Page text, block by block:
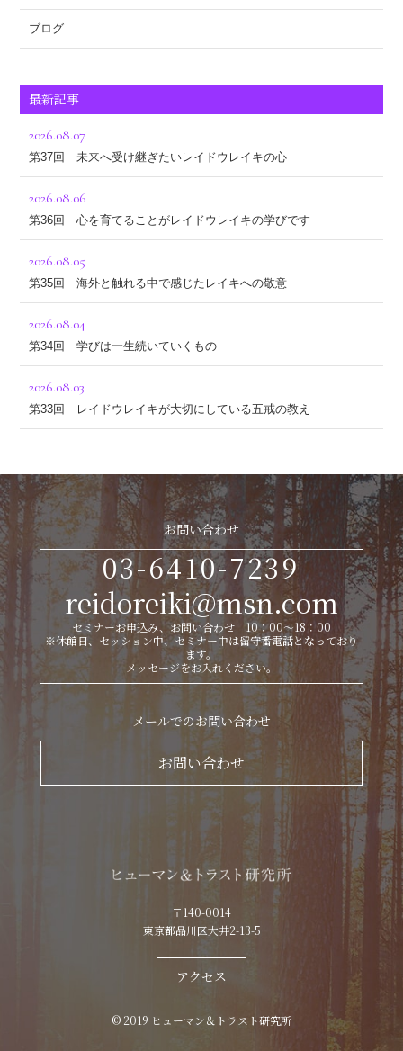
ブログ
最新記事
2026.08.07
第37回 未来へ受け継ぎたいレイドウレイキの心
2026.08.06
第36回 心を育てることがレイドウレイキの学びです
2026.08.05
第35回 海外と触れる中で感じたレイキへの敬意
2026.08.04
第34回 学びは一生続いていくもの
2026.08.03
第33回 レイドウレイキが大切にしている五戒の教え
お問い合わせ
03-6410-7239
reidoreiki@msn.com
セミナーお申込み、お問い合わせ 10：00～18：00
※休館日、セッション中、セミナー中は留守番電話となっており
ます。
メッセージをお入れください。
メールでのお問い合わせ
お問い合わせ
〒140-0014
東京都品川区大井2-13-5
アクセス
© 2019 ヒューマン＆トラスト研究所